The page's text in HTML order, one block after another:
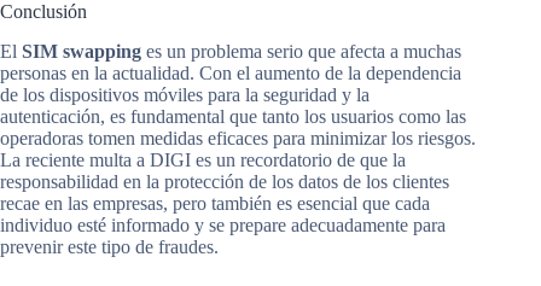
Conclusión
El SIM swapping es un problema serio que afecta a muchas
personas en la actualidad. Con el aumento de la dependencia
de los dispositivos móviles para la seguridad y la
autenticación, es fundamental que tanto los usuarios como las
operadoras tomen medidas eficaces para minimizar los riesgos.
La reciente multa a DIGI es un recordatorio de que la
responsabilidad en la protección de los datos de los clientes
recae en las empresas, pero también es esencial que cada
individuo esté informado y se prepare adecuadamente para
prevenir este tipo de fraudes.